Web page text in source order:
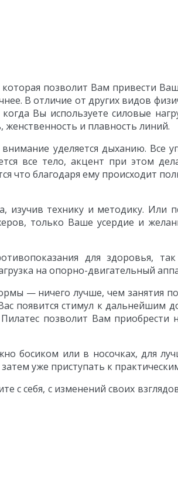
которая позволит Вам привести
В отличие от других видов
Вы используете силовые
женственность и плавность линий.
уделяется дыханию.
все тело, акцент при этом
что благодаря ему происходит
технику и методику. Или
только Ваше усердие и
для здоровья,
на опорно-двигательный
— ничего лучше, чем занятия
появится стимул к дальнейшим
позволит Вам
босиком или в носочках, для
уже приступать к
себя, с изменений своих